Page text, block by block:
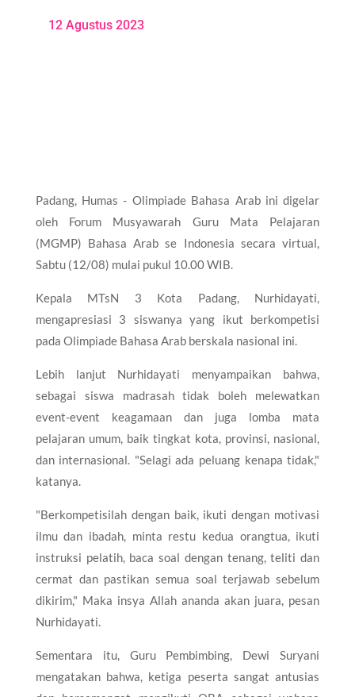
12 Agustus 2023
Padang, Humas - Olimpiade Bahasa Arab ini digelar
oleh Forum Musyawarah Guru Mata Pelajaran
(MGMP) Bahasa Arab se Indonesia secara virtual,
Sabtu (12/08) mulai pukul 10.00 WIB.
Kepala MTsN 3 Kota Padang, Nurhidayati,
mengapresiasi 3 siswanya yang ikut berkompetisi
pada Olimpiade Bahasa Arab berskala nasional ini.
Lebih lanjut Nurhidayati menyampaikan bahwa,
sebagai siswa madrasah tidak boleh melewatkan
event-event keagamaan dan juga lomba mata
pelajaran umum, baik tingkat kota, provinsi, nasional,
dan internasional. "Selagi ada peluang kenapa tidak,"
katanya.
"Berkompetisilah dengan baik, ikuti dengan motivasi
ilmu dan ibadah, minta restu kedua orangtua, ikuti
instruksi pelatih, baca soal dengan tenang, teliti dan
cermat dan pastikan semua soal terjawab sebelum
dikirim," Maka insya Allah ananda akan juara, pesan
Nurhidayati.
Sementara itu, Guru Pembimbing, Dewi Suryani
mengatakan bahwa, ketiga peserta sangat antusias